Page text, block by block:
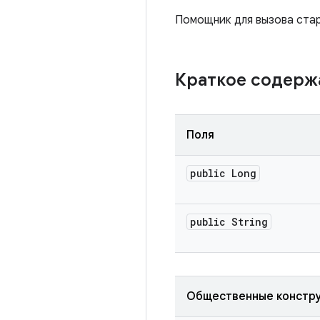
Помощник для вызова
Краткое
Поля
public Long
public String
Общественные